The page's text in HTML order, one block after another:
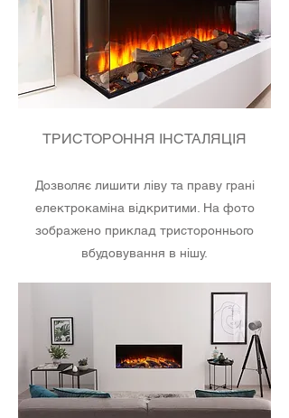
ТРИСТОРОННЯ ІНСТАЛЯЦІЯ
Дозволяє лишити ліву та праву грані
електрокаміна відкритими. На фото
зображено приклад тристороннього
вбудовування в нішу.